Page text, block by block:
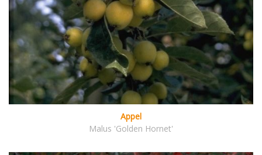
Appel
Malus 'Golden Hornet'